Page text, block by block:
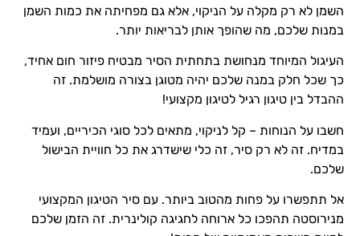
השמן לא רק מקלה על הניקוי, אלא גם מפחיתה את כמות השמן
במנות שלכם, מה שהופך אותן לבריאות יותר.
העיגול המיוחד מנחושת בתחתית הסיר מבטיח פיזור חום אחיד,
כך שכל חלק במנה שלכם יהיה מטוגן בצורה מושלמת. זה
ההבדל בין טיגון רגיל לטיגון מקצועי!
חשבו על הנוחות – קל לניקוי, מתאים לכל סוגי הכיריים, ועמיד
במדיח. זה לא רק סיר, זה כלי שישדרג את כל חוויית הבישול
שלכם.
אל תתפשרו על פחות מהטוב ביותר. עם סיר הטיגון המקצועי
מנירוסטה תהפכו כל ארוחה לחגיגה קולינרית. זה הזמן שלכם